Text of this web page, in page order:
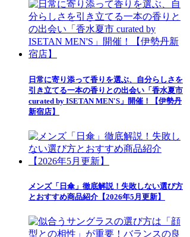
日常に寄り添って香りを選ぶ、自分らしさを
引き立てる一本の香りとの出会い「香水夏市
curated by ISETAN MEN'S」開催！【伊勢丹
新宿店】
メンズ「日傘」徹底解説！失敗しない選び方
とおすすめ商品紹介【2026年5月更新】